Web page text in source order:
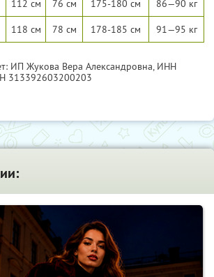
112 см 76 см 175-180 см 86—90 кг
118 см 78 см 178-185 см 91—95 кг
ИП Жукова Вера Александровна, ИНН
313392603200203